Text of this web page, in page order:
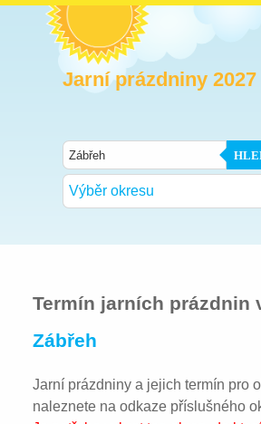
Jarní prázdniny 2027
Výběr okresu
Termín jarních prázdnin
Zábřeh
Jarní prázdniny a jejich termín pro
naleznete na odkaze příslušného